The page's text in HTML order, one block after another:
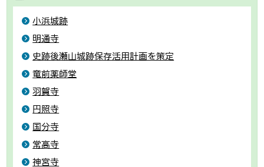
小浜城跡
明通寺
史跡後瀬山城跡保存活用計画を策定
竜前薬師堂
羽賀寺
円照寺
国分寺
常高寺
神宮寺